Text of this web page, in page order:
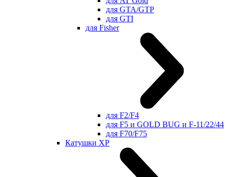
для GTA/GTP
для GTI
для Fisher
для F2/F4
для F5 и GOLD BUG и F-11/22/44
для F70/F75
Катушки XP